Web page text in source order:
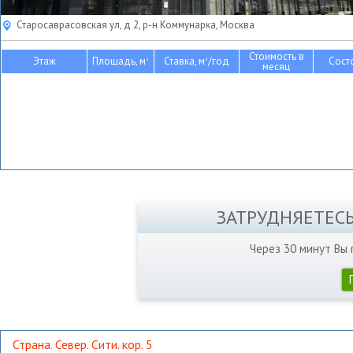
Старосаврасовская ул, д 2, р-н Коммунарка, Москва
Этаж Площадь, м2 Ставка, м2/год Стоимость в
месяц
Через 30 минут Вы
Страна. Север. Сити. кор. 5